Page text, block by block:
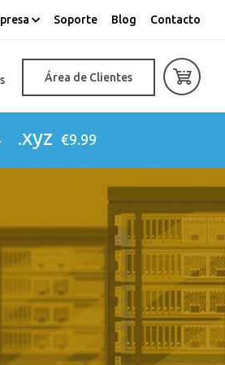
Soporte Blog Contacto
Área de Clientes
.xyz €9.99